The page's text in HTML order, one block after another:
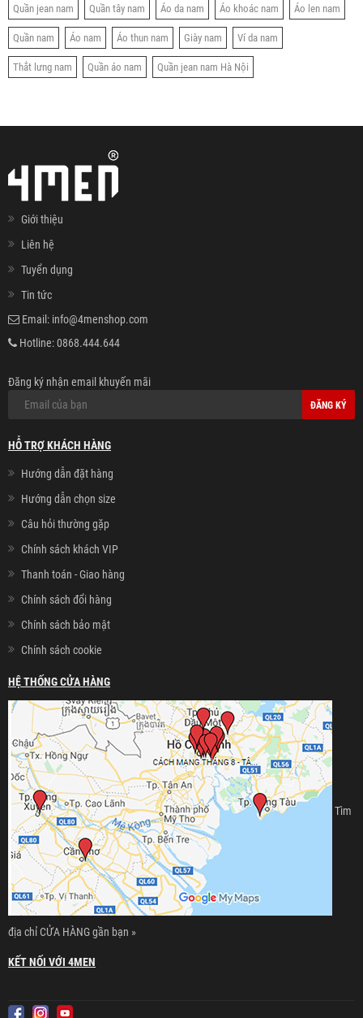
Quần jean nam Quần tây nam Áo da nam Áo khoác nam Áo len nam
Quần nam Áo nam Áo thun nam Giày nam Ví da nam
Thắt lưng nam Quần áo nam Quần jean nam Hà Nội
Giới thiệu
Liên hệ
Tuyển dụng
Tin tức
Email: info@4menshop.com
Hotline:0868.444.644
Đăng ký nhận email khuyến mãi
ĐĂNG KÝ
HỖ TRỢ KHÁCH HÀNG
Hướng dẫn đặt hàng
Hướng dẫn chọn size
Câu hỏi thường gặp
Chính sách khách VIP
Thanh toán - Giao hàng
Chính sách đổi hàng
Chính sách bảo mật
Chính sách cookie
HỆ THỐNG CỬA HÀNG
Tìm
địa chỉ CỬA HÀNG gần bạn »
KẾT NỐI VỚI 4MEN